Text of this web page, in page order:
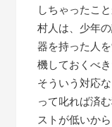
しちゃったこ
村人は、少年
器を持った人
機しておくべき
そういう対応
って叱れば済
ストが低いか